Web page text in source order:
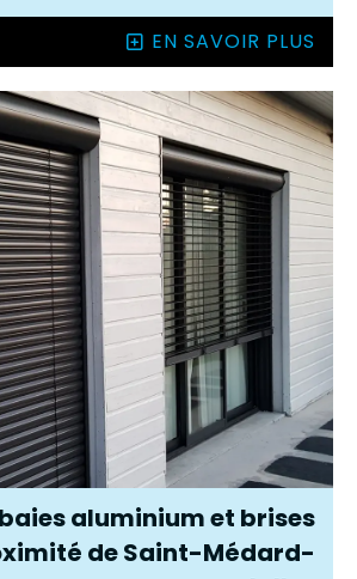
EN SAVOIR PLUS
baies aluminium et brises
de Saint-Médard-